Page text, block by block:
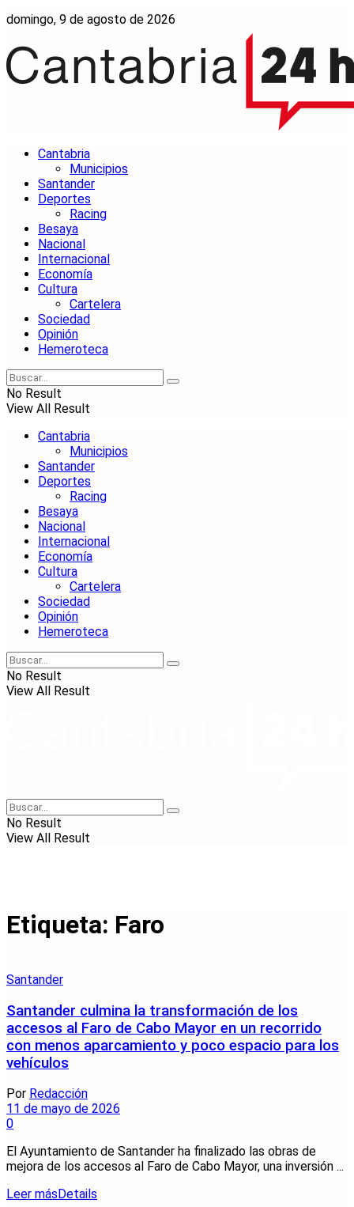
domingo, 9 de agosto de 2026
Cantabria
Municipios
Santander
Deportes
Racing
Besaya
Nacional
Internacional
Economía
Cultura
Cartelera
Sociedad
Opinión
Hemeroteca
No Result
View All Result
Cantabria
Municipios
Santander
Deportes
Racing
Besaya
Nacional
Internacional
Economía
Cultura
Cartelera
Sociedad
Opinión
Hemeroteca
No Result
View All Result
No Result
View All Result
Etiqueta: Faro
Santander
Santander culmina la transformación de los
accesos al Faro de Cabo Mayor en un recorrido
con menos aparcamiento y poco espacio para los
vehículos
Por Redacción
11 de mayo de 2026
0
El Ayuntamiento de Santander ha finalizado las obras de
mejora de los accesos al Faro de Cabo Mayor, una inversión ...
Leer más Details